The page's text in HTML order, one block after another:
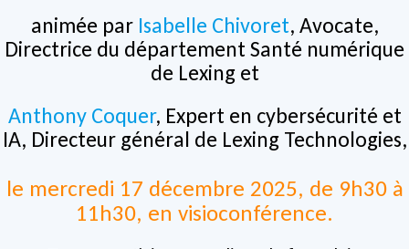
animée par Isabelle Chivoret, Avocate,
Directrice du département Santé numérique
de Lexing et
Anthony Coquer, Expert en cybersécurité et
IA, Directeur général de Lexing Technologies,
le mercredi 17 décembre 2025, de 9h30 à
11h30, en visioconférence.